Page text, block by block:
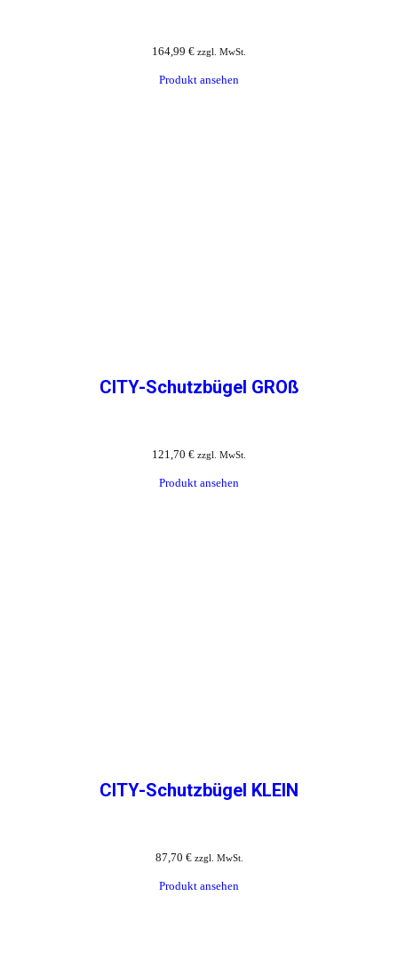
164,99 € zzgl. MwSt.
Produkt ansehen
CITY-Schutzbügel GROß
121,70 € zzgl. MwSt.
Produkt ansehen
CITY-Schutzbügel KLEIN
87,70 € zzgl. MwSt.
Produkt ansehen